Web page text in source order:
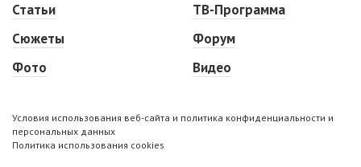
Статьи
Сюжеты
Фото
ТВ-Программа
Форум
Видео
Условия использования веб-сайта и политика конфиденциальности и
персональных данных
Политика использования cookies